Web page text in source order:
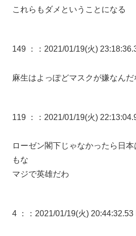
これらもダメということになる
149 ： ：2021/01/19(火)
麻生はよっぽどマスクが嫌なんだ
119 ： ：2021/01/19(火)
ローゼン閣下じゃなかったら日
もな
マジで英雄だわ
4 ： ：2021/01/19(火)